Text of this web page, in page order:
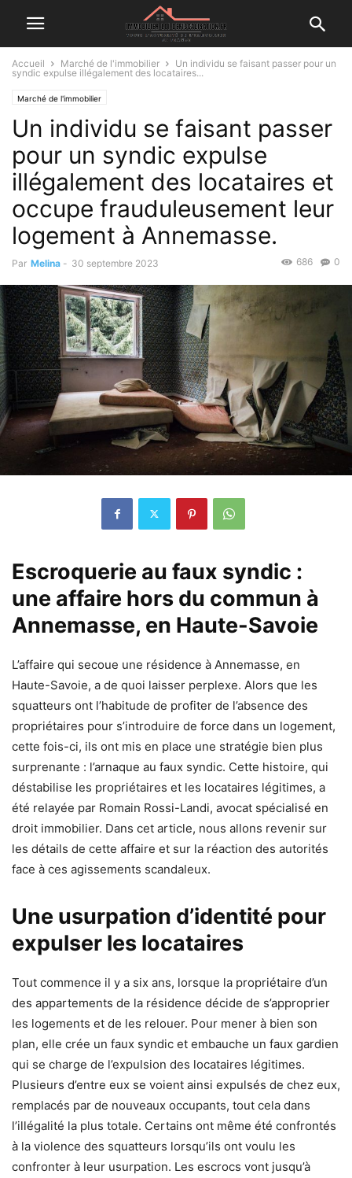
Accueil Marché de l'immobilier
Un individu se faisant passer pour un
syndic expulse illégalement des locataires...
Marché de l'immobilier
Un individu se faisant passer
pour un syndic expulse
illégalement des locataires et
occupe frauduleusement leur
logement à Annemasse.
Par Melina - 30 septembre 2023 0
686
Escroquerie au faux syndic :
une affaire hors du commun à
Annemasse, en Haute-Savoie
L’affaire qui secoue une résidence à Annemasse, en
Haute-Savoie, a de quoi laisser perplexe. Alors que les
squatteurs ont l’habitude de profiter de l’absence des
propriétaires pour s’introduire de force dans un logement,
cette fois-ci, ils ont mis en place une stratégie bien plus
surprenante : l’arnaque au faux syndic. Cette histoire, qui
déstabilise les propriétaires et les locataires légitimes, a
été relayée par Romain Rossi-Landi, avocat spécialisé en
droit immobilier. Dans cet article, nous allons revenir sur
les détails de cette affaire et sur la réaction des autorités
face à ces agissements scandaleux.
Une usurpation d’identité pour
expulser les locataires
Tout commence il y a six ans, lorsque la propriétaire d’un
des appartements de la résidence décide de s’approprier
les logements et de les relouer. Pour mener à bien son
plan, elle crée un faux syndic et embauche un faux gardien
qui se charge de l’expulsion des locataires légitimes.
Plusieurs d’entre eux se voient ainsi expulsés de chez eux,
remplacés par de nouveaux occupants, tout cela dans
l’illégalité la plus totale. Certains ont même été confrontés
à la violence des squatteurs lorsqu’ils ont voulu les
confronter à leur usurpation. Les escrocs vont jusqu’à